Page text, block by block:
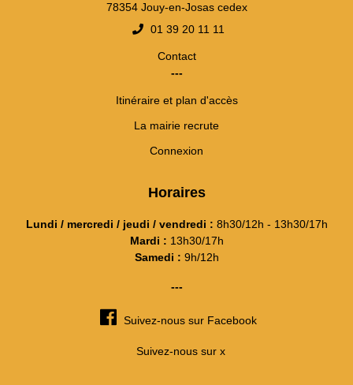
78354 Jouy-en-Josas cedex
01 39 20 11 11
Contact
---
Itinéraire et plan d'accès
La mairie recrute
Connexion
Horaires
Lundi / mercredi / jeudi / vendredi : 8h30/12h - 13h30/17h
Mardi : 13h30/17h
Samedi : 9h/12h
---
Suivez-nous sur Facebook
Suivez-nous sur x